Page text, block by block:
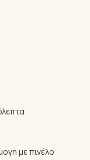
με πινέλο